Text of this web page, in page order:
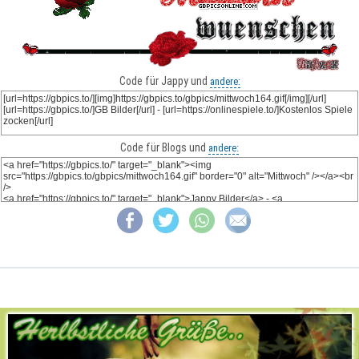
Code für Jappy und andere:
Code für Blogs und andere: